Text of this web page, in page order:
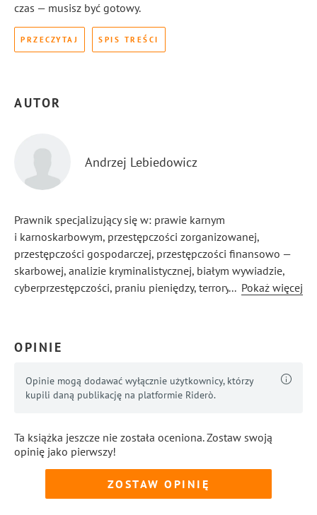
czas — musisz być gotowy.
PRZECZYTAJ SPIS TREŚCI
AUTOR
Andrzej Lebiedowicz
Prawnik specjalizujący się w: prawie karnym
i karnoskarbowym, przestępczości zorganizowanej,
przestępczości gospodarczej, przestępczości finansowo —
skarbowej, analizie kryminalistycznej, białym wywiadzie,
cyberprzestępczości, praniu pieniędzy, terroryzmie,
... Pokaż więcej
OPINIE
Opinie mogą dodawać wyłącznie użytkownicy, którzy
kupili daną publikację na platformie Riderò.
Ta książka jeszcze nie została oceniona. Zostaw swoją
opinię jako pierwszy!
ZOSTAW OPINIĘ